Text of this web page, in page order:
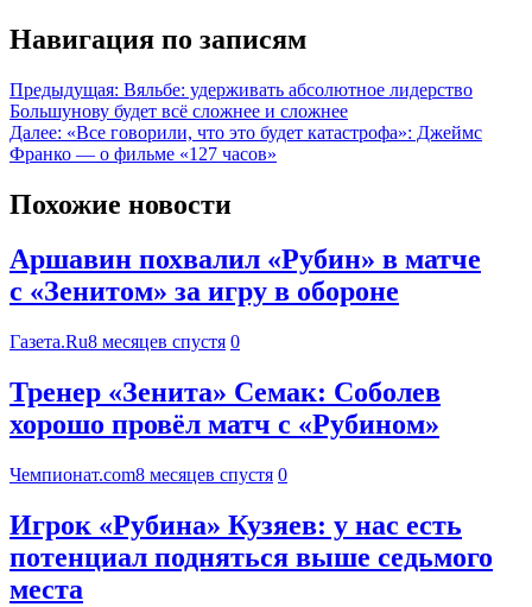
Навигация по записям
Предыдущая: Вяльбе: удерживать абсолютное лидерство
Большунову будет всё сложнее и сложнее
Далее: «Все говорили, что это будет катастрофа»: Джеймс
Франко — о фильме «127 часов»
Похожие новости
Аршавин похвалил «Рубин» в матче
с «Зенитом» за игру в обороне
Газета.Ru8 месяцев спустя 0
Тренер «Зенита» Семак: Соболев
хорошо провёл матч с «Рубином»
Чемпионат.com8 месяцев спустя 0
Игрок «Рубина» Кузяев: у нас есть
потенциал подняться выше седьмого
места